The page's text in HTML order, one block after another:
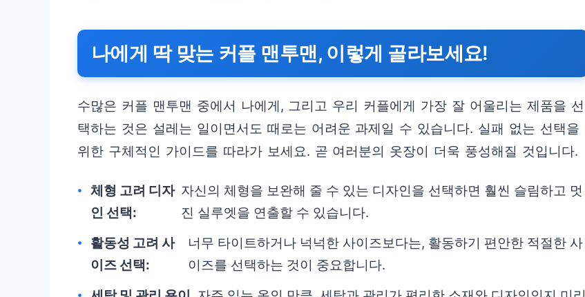
나에게 딱 맞는 커플 맨투맨, 이렇게 골라보세요!
수많은 커플 맨투맨 중에서 나에게, 그리고 우리 커플에게 가장 잘 어울리는 제품을 선
택하는 것은 설레는 일이면서도 때로는 어려운 과제일 수 있습니다. 실패 없는 선택을
위한 구체적인 가이드를 따라가 보세요. 곧 여러분의 옷장이 더욱 풍성해질 것입니다.
체형 고려 디자
인 선택:
자신의 체형을 보완해 줄 수 있는 디자인을 선택하면 훨씬 슬림하고 멋
진 실루엣을 연출할 수 있습니다.
활동성 고려 사
이즈 선택:
너무 타이트하거나 넉넉한 사이즈보다는, 활동하기 편안한 적절한 사
이즈를 선택하는 것이 중요합니다.